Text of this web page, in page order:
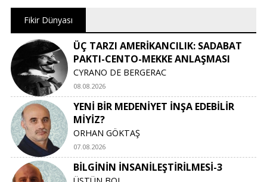
Fikir Dünyası
ÜÇ TARZI AMERİKANCILIK: SADABAT
PAKTI-CENTO-MEKKE ANLAŞMASI
CYRANO DE BERGERAC
08.08.2026
YENİ BİR MEDENİYET İNŞA EDEBİLİR
MİYİZ?
ORHAN GÖKTAŞ
07.08.2026
BİLGİNİN İNSANİLEŞTİRİLMESİ-3